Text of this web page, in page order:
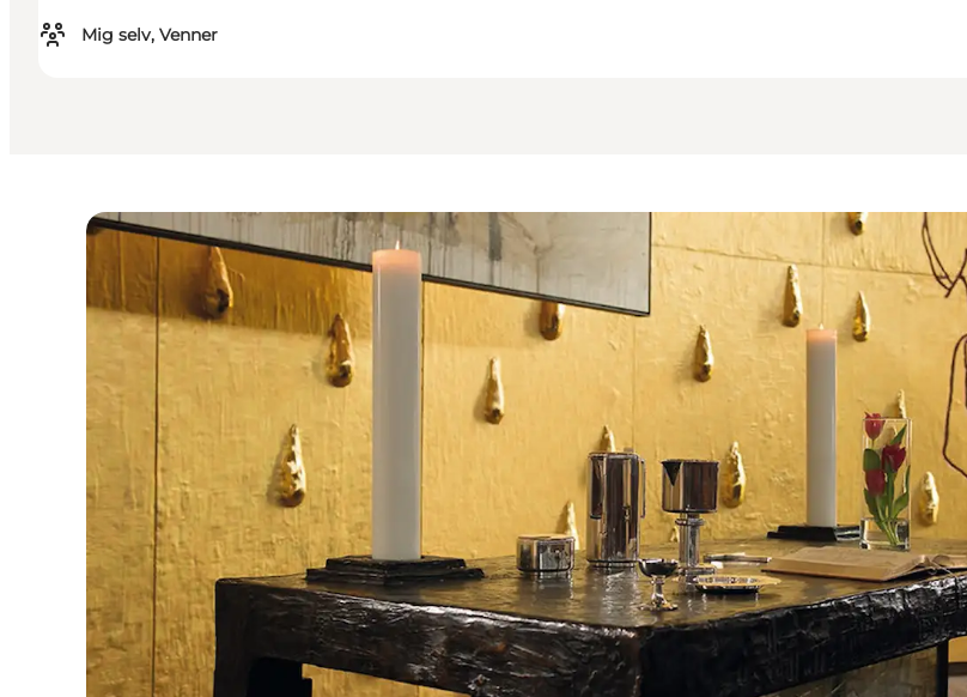
Mig selv, Venner